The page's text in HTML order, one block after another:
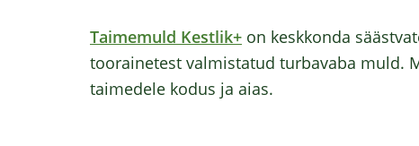
Taimemuld Kestlik+ on keskkonda
toorainetest valmistatud turbavaba muld.
taimedele kodus ja aias.